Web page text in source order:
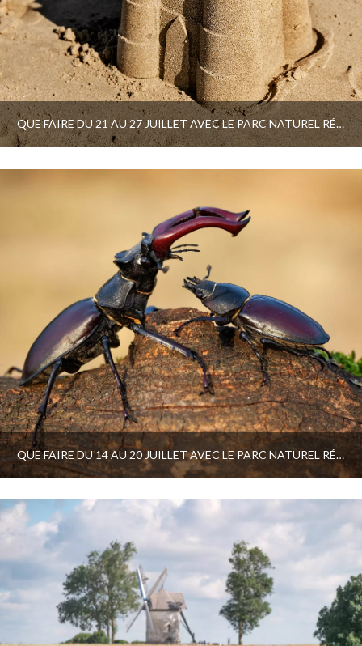
QUE FAIRE DU 21 AU 27 JUILLET AVEC LE PARC NATUREL RÉGIONAL ET LE PAYS D’ART ET D’HISTOIRE
QUE FAIRE DU 14 AU 20 JUILLET AVEC LE PARC NATUREL RÉGIONAL ET LE PAYS D’ART ET D’HISTOIRE